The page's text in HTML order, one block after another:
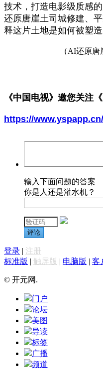
技术，打造电影级质感
还原唐崖土司城修建、
释这片土地是如何被塑
（AI还原唐
《中国电视》邀您关注
https://
输入下面问题的答案
你是人还是灌水机？
评论
登录 | 注册
标准版 | 触屏版 | 电脑版 | 客
© 开元网.
门户
论坛
美图
导读
标签
广播
频道